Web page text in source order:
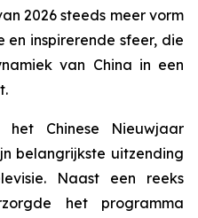
2026 steeds meer vorm
inspirerende sfeer, die
van China in een
Chinese Nieuwjaar
belangrijkste uitzending
Naast een reeks
het programma